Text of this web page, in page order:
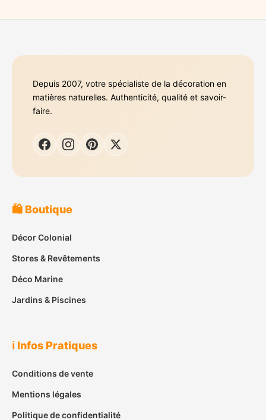
Depuis 2007, votre spécialiste de la décoration en
matières naturelles. Authenticité, qualité et savoir-
faire.
🛍️ Boutique
Décor Colonial
Stores & Revêtements
Déco Marine
Jardins & Piscines
ℹ️ Infos Pratiques
Conditions de vente
Mentions légales
Politique de confidentialité